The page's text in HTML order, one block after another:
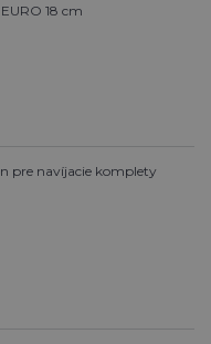
18 cm
pre navíjacie komplety